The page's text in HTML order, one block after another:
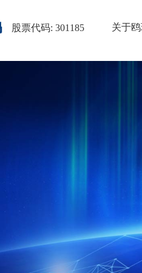
股票代码: 301185 关于